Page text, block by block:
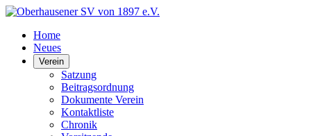
Home
Neues
Verein
Satzung
Beitragsordnung
Dokumente Verein
Kontaktliste
Chronik